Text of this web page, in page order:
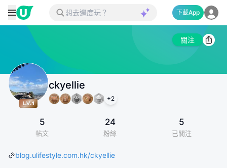
下載App
關注
ckyellie
+2
5
帖文
24
粉絲
5
已關注
blog.ulifestyle.com.hk/ckyellie